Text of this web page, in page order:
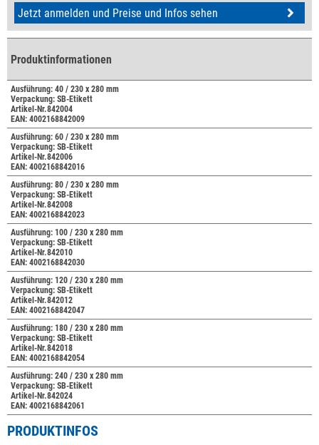
Jetzt anmelden und Preise und Infos sehen
Produktinformationen
Ausführung: 40 / 230 x 280 mm
Verpackung: SB-Etikett
Artikel-Nr.842004
EAN: 4002168842009
Ausführung: 60 / 230 x 280 mm
Verpackung: SB-Etikett
Artikel-Nr.842006
EAN: 4002168842016
Ausführung: 80 / 230 x 280 mm
Verpackung: SB-Etikett
Artikel-Nr.842008
EAN: 4002168842023
Ausführung: 100 / 230 x 280 mm
Verpackung: SB-Etikett
Artikel-Nr.842010
EAN: 4002168842030
Ausführung: 120 / 230 x 280 mm
Verpackung: SB-Etikett
Artikel-Nr.842012
EAN: 4002168842047
Ausführung: 180 / 230 x 280 mm
Verpackung: SB-Etikett
Artikel-Nr.842018
EAN: 4002168842054
Ausführung: 240 / 230 x 280 mm
Verpackung: SB-Etikett
Artikel-Nr.842024
EAN: 4002168842061
PRODUKTINFOS